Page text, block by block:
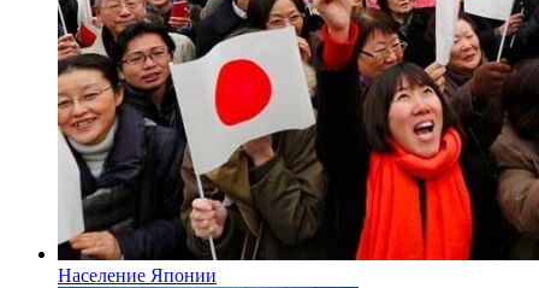
Население Японии